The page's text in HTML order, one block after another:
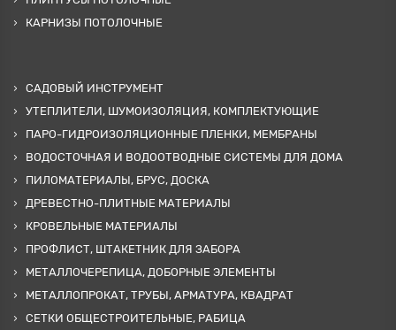
КАРНИЗЫ ПОТОЛОЧНЫЕ
САДОВЫЙ ИНСТРУМЕНТ
УТЕПЛИТЕЛИ, ШУМОИЗОЛЯЦИЯ, КОМПЛЕКТУЮЩИЕ
ПАРО-ГИДРОИЗОЛЯЦИОННЫЕ ПЛЕНКИ, МЕМБРАНЫ
ВОДОСТОЧНАЯ И ВОДООТВОДНЫЕ СИСТЕМЫ ДЛЯ ДОМА
ПИЛОМАТЕРИАЛЫ, БРУС, ДОСКА
ДРЕВЕСТНО-ПЛИТНЫЕ МАТЕРИАЛЫ
КРОВЕЛЬНЫЕ МАТЕРИАЛЫ
ПРОФЛИСТ, ШТАКЕТНИК ДЛЯ ЗАБОРА
МЕТАЛЛОЧЕРЕПИЦА, ДОБОРНЫЕ ЭЛЕМЕНТЫ
МЕТАЛЛОПРОКАТ, ТРУБЫ, АРМАТУРА, КВАДРАТ
СЕТКИ ОБЩЕСТРОИТЕЛЬНЫЕ, РАБИЦА